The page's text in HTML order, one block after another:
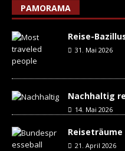
PAMORAMA
Reise-
31. Mai 2026
Nachhaltig
14. Mai 2026
21. April 2026